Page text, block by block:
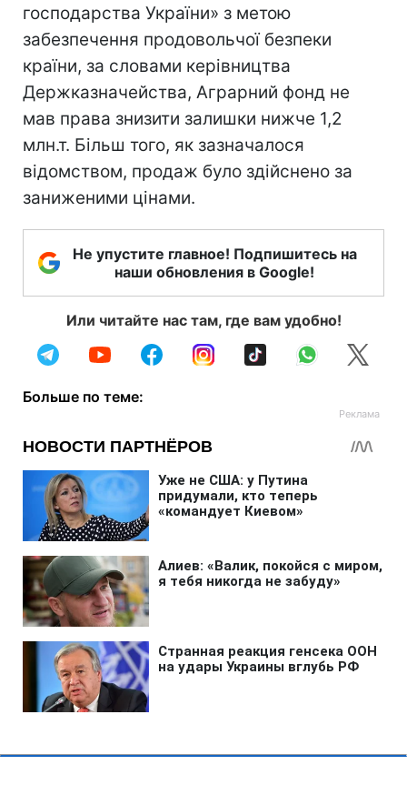
господарства України» з метою
забезпечення продовольчої безпеки
країни, за словами керівництва
Держказначейства, Аграрний фонд не
мав права знизити залишки нижче 1,2
млн.т. Більш того, як зазначалося
відомством, продаж було здійснено за
заниженими цінами.
Не упустите главное! Подпишитесь на
наши обновления в Google!
Или читайте нас там, где вам удобно!
Больше по теме: